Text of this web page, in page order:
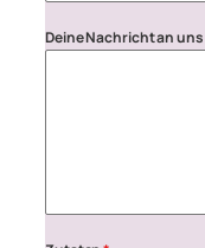
Deine Nachricht an uns